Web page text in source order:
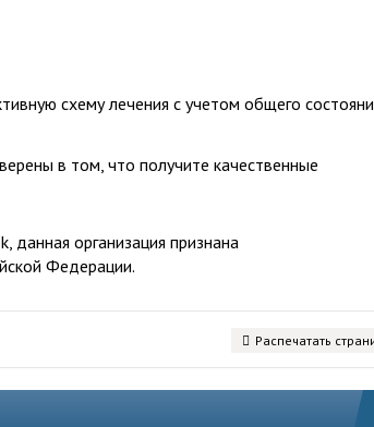
схему лечения с учетом общего
в том, что получите качественные
организация признана
Федерации.
Распечатать